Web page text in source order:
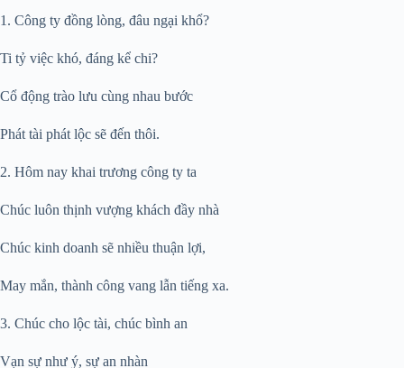
1. Công ty đồng lòng, đâu ngại khổ?
Ti tỷ việc khó, đáng kể chi?
Cổ động trào lưu cùng nhau bước
Phát tài phát lộc sẽ đến thôi.
2. Hôm nay khai trương công ty ta
Chúc luôn thịnh vượng khách đầy nhà
Chúc kinh doanh sẽ nhiều thuận lợi,
May mắn, thành công vang lẫn tiếng xa.
3. Chúc cho lộc tài, chúc bình an
Vạn sự như ý, sự an nhàn